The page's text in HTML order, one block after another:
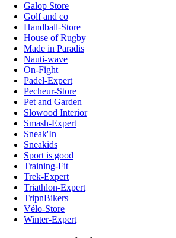
Galop Store
Golf and co
Handball-Store
House of Rugby
Made in Paradis
Nauti-wave
On-Fight
Padel-Expert
Pecheur-Store
Pet and Garden
Slowood Interior
Smash-Expert
Sneak'In
Sneakids
Sport is good
Training-Fit
Trek-Expert
Triathlon-Expert
TripnBikers
Vélo-Store
Winter-Expert